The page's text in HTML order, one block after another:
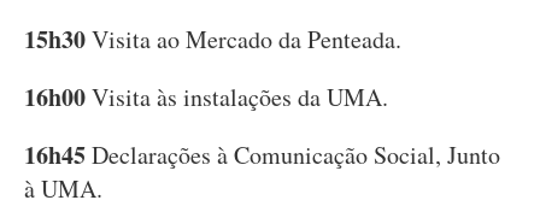
15h30Visita ao Mercado da Penteada.
16h00Visita às instalações da UMA.
16h45Declarações à Comunicação Social, Junto
à UMA.